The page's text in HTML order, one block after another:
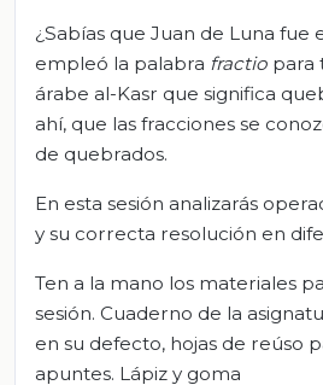
¿Sabías que Juan de Luna fue
empleó la palabra fractio para
árabe al-Kasr que significa
ahí, que las fracciones se
de quebrados.
En esta sesión analizarás
y su correcta resolución en
Ten a la mano los materiales
sesión. Cuaderno de la
en su defecto, hojas de reúso
apuntes. Lápiz y goma